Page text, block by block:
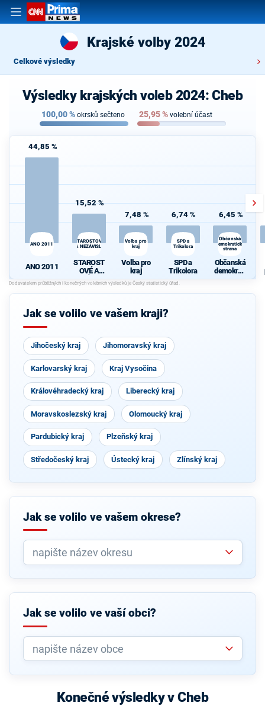
Krajské volby 2024
Celkové výsledky
Výsledky krajských voleb 2024: Cheb
100,00% okrsků sečteno 25,95% volební účast
44,85 %
ANO 2011
ANO 2011
15,52 %
STAROSTOVÉ
A NEZÁVISLÍ
STAROST
OVÉ A
NEZÁVISL
Í
7,48 %
Volba pro
kraj
Volba pro
kraj
6,74 %
SPD a
Trikolora
SPD a
Trikolora
6,45 %
Občanská
demokratická
strana
Občanská
demokrati
cká strana
Jak se volilo ve vašem kraji?
Jihočeský kraj Jihomoravský kraj
Karlovarský kraj Kraj Vysočina
Královéhradecký kraj Liberecký kraj
Moravskoslezský kraj Olomoucký kraj
Pardubický kraj Plzeňský kraj
Středočeský kraj Ústecký kraj Zlínský kraj
Jak se volilo ve vašem okrese?
Jak se volilo ve vaší obci?
Konečné výsledky v Cheb